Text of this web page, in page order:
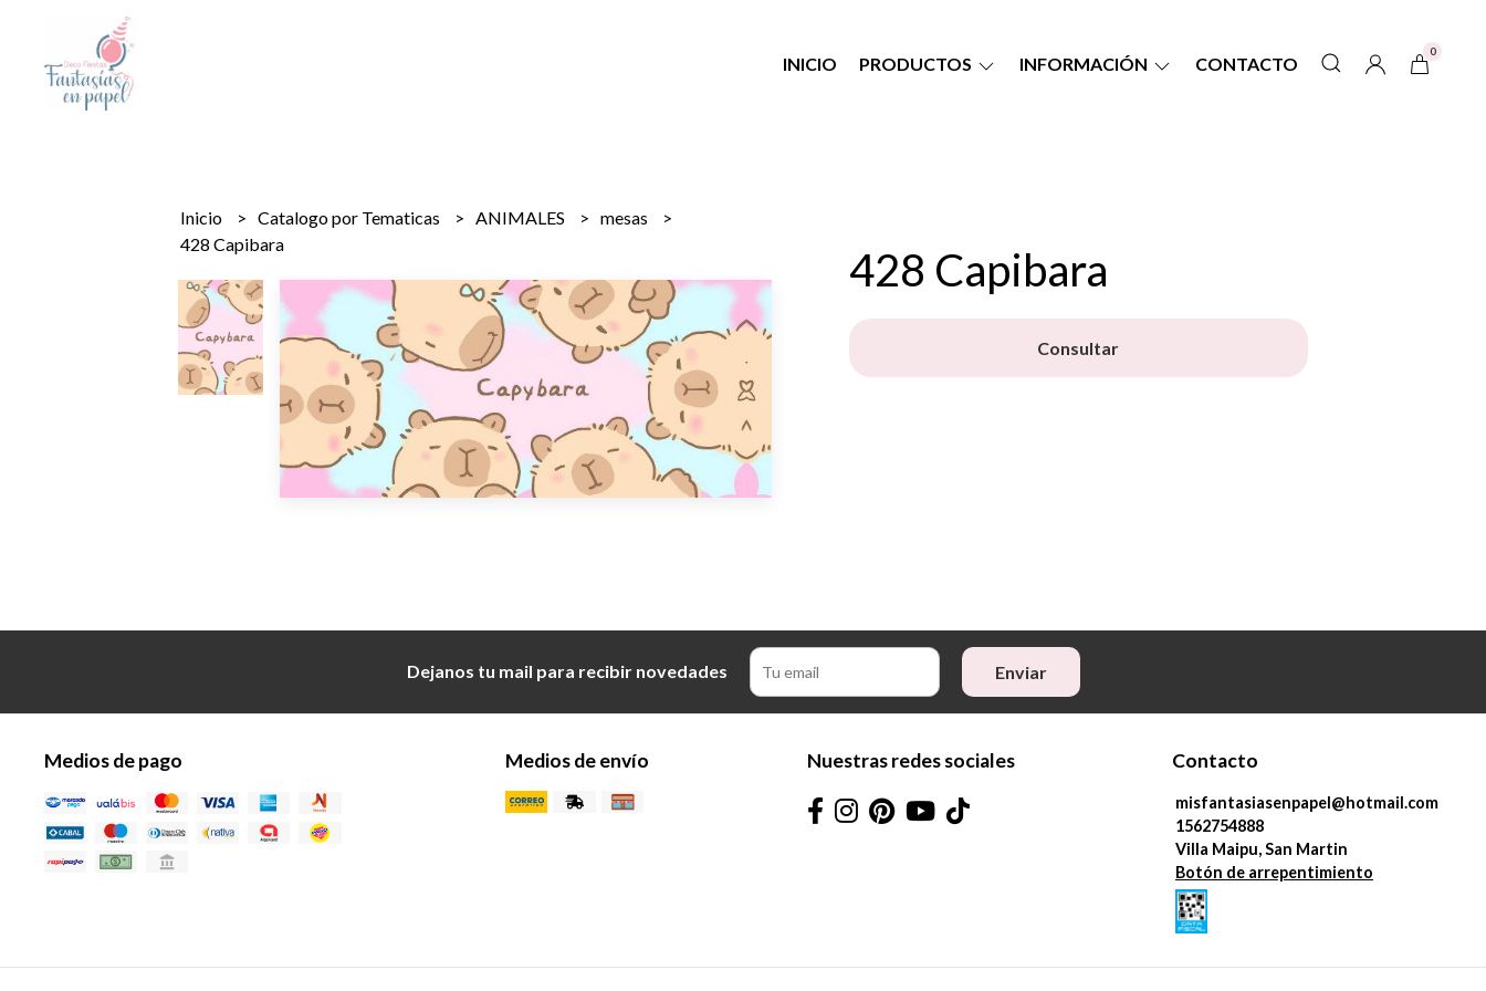
INICIO PRODUCTOS INFORMACIÓN CONTACTO
0
Inicio Catalogo por Tematicas ANIMALES
mesas
428 Capibara
428 Capibara
Consultar
Dejanos tu mail para recibir novedades Enviar
Medios de pago Medios de envío Nuestras redes sociales Contacto
misfantasiasenpapel@hotmail.com
1562754888
Villa Maipu, San Martin
Botón de arrepentimiento